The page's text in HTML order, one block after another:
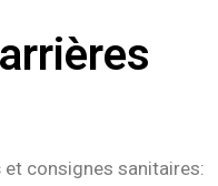
et consignes sanitaires: